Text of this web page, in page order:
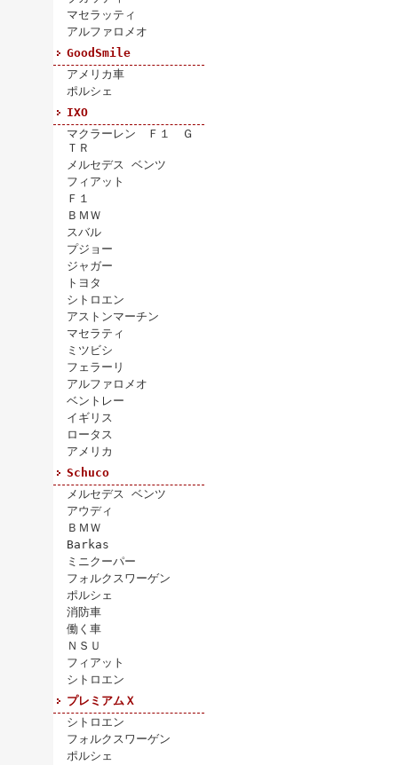
マセラッティ
アルファロメオ
GoodSmile
アメリカ車
ポルシェ
IXO
マクラーレン Ｆ１ Ｇ
ＴＲ
メルセデス ベンツ
フィアット
Ｆ１
ＢＭＷ
スバル
プジョー
ジャガー
トヨタ
シトロエン
アストンマーチン
マセラティ
ミツビシ
フェラーリ
アルファロメオ
ベントレー
イギリス
ロータス
アメリカ
Schuco
メルセデス ベンツ
アウディ
ＢＭＷ
Barkas
ミニクーパー
フォルクスワーゲン
ポルシェ
消防車
働く車
ＮＳＵ
フィアット
シトロエン
プレミアムＸ
シトロエン
フォルクスワーゲン
ポルシェ